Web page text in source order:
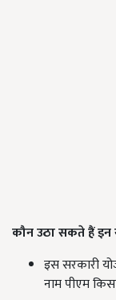
कौन उठा सकते हैं
इस सरकारी
नाम पीएम